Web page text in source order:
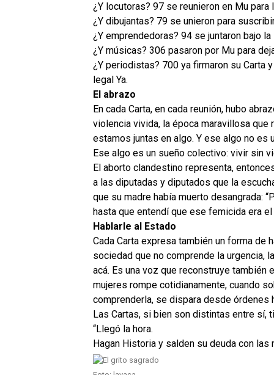
¿Y locutoras? 97 se reunieron en Mu para
¿Y dibujantas? 79 se unieron para
¿Y emprendedoras? 94 se juntaron bajo
¿Y músicas? 306 pasaron por Mu para
¿Y periodistas? 700 ya firmaron su Carta
legal Ya.
El abrazo
En cada Carta, en cada reunión, hubo
violencia vivida, la época maravillosa
estamos juntas en algo. Y ese algo no es
Ese algo es un sueño colectivo: vivir sin
El aborto clandestino representa,
a las diputadas y diputados que la
que su madre había muerto desangrada:
hasta que entendí que ese femicida era el
Hablarle al Estado
Cada Carta expresa también un forma de
sociedad que no comprende la urgencia,
acá. Es una voz que reconstruye
mujeres rompe cotidianamente, cuando
comprenderla, se dispara desde órdenes
Las Cartas, si bien son distintas entre sí,
“Llegó la hora.
Hagan Historia y salden su deuda con las